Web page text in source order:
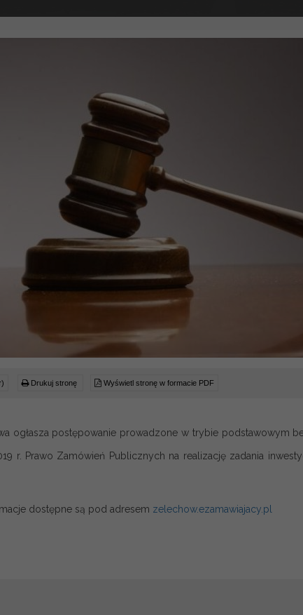
Drukuj stronę Wyświetl stronę w formacie PDF
ogłasza postępowanie prowadzone w trybie podstawowym
r. Prawo Zamówień Publicznych na realizację zadania
dostępne są pod adresem zelechow.ezamawiajacy.pl